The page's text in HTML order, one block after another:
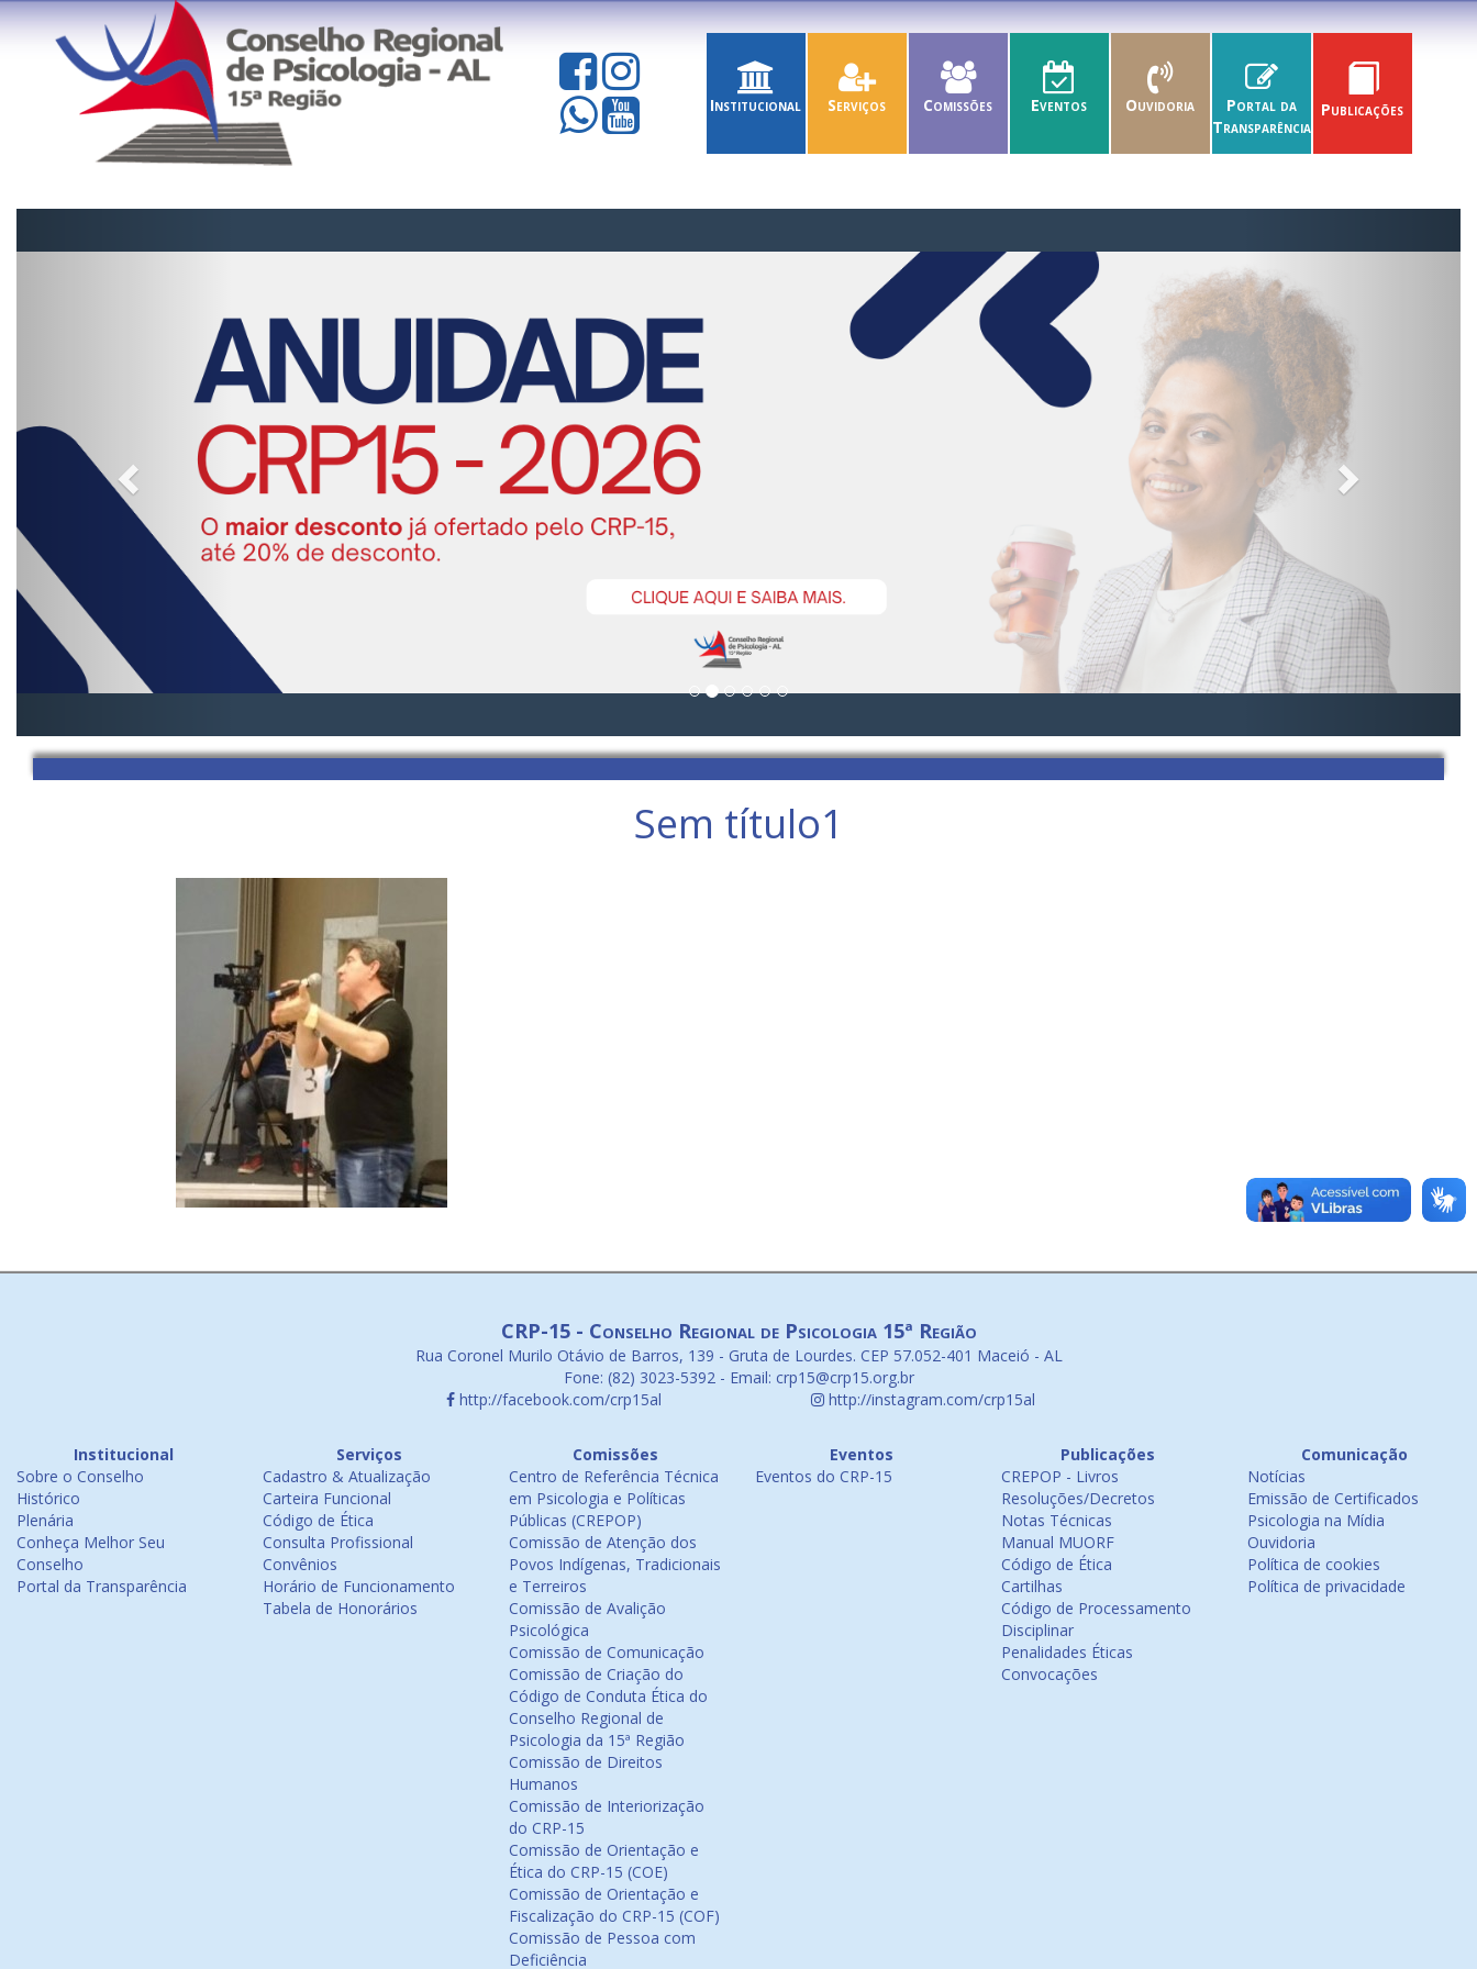
Institucional Serviços Comissões Eventos Ouvidoria
Portal da
Transparência
Publicações
Sem título1
CRP-15 - Conselho Regional de Psicologia 15ª Região
Rua Coronel Murilo Otávio de Barros, 139 - Gruta de Lourdes. CEP 57.052-401 Maceió - AL
Fone: (82) 3023-5392 - Email: crp15@crp15.org.br
http://facebook.com/crp15al
http://instagram.com/crp15al
Institucional
Sobre o Conselho
Histórico
Plenária
Conheça Melhor Seu
Conselho
Portal da Transparência
Serviços
Cadastro & Atualização
Carteira Funcional
Código de Ética
Consulta Profissional
Convênios
Horário de Funcionamento
Tabela de Honorários
Comissões
Centro de Referência Técnica
em Psicologia e Políticas
Públicas (CREPOP)
Comissão de Atenção dos
Povos Indígenas, Tradicionais
e Terreiros
Comissão de Avalição
Psicológica
Comissão de Comunicação
Comissão de Criação do
Código de Conduta Ética do
Conselho Regional de
Psicologia da 15ª Região
Comissão de Direitos
Humanos
Comissão de Interiorização
do CRP-15
Comissão de Orientação e
Ética do CRP-15 (COE)
Comissão de Orientação e
Fiscalização do CRP-15 (COF)
Comissão de Pessoa com
Deficiência
Eventos
Eventos do CRP-15
Publicações
CREPOP - Livros
Resoluções/Decretos
Notas Técnicas
Manual MUORF
Código de Ética
Cartilhas
Código de Processamento
Disciplinar
Penalidades Éticas
Convocações
Comunicação
Notícias
Emissão de Certificados
Psicologia na Mídia
Ouvidoria
Política de cookies
Política de privacidade